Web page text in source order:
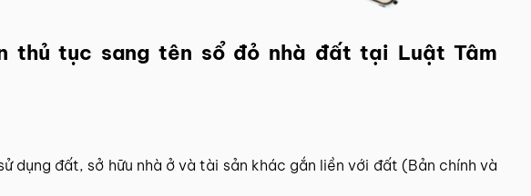
thủ tục sang tên sổ đỏ nhà đất tại Luật Tâm
dụng đất, sở hữu nhà ở và tài sản khác gắn liền với đất (Bản chính và